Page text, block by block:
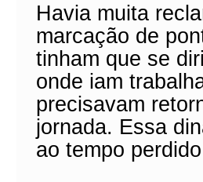
Havia muita
marcação de
tinham que se
onde iam
precisavam
jornada. Essa
ao tempo